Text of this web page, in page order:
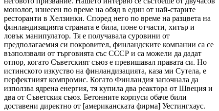
монолог, изнесен по време на обяд в един от най-старите
ресторанти в Хелзинки. Според него по време на разцвета на
финландизацията страната е била, поне отчасти, хитър и
ловък манипулатор. Тя е получавала суровини от
предполагаемия си покровител, финландските компании са се
възползвали от търговията със СССР и са можели да дадат
отпор, когато Съветският съюз е превишавал правата си. Но
истинското изкуство на финландизацията, каза ми Сутела, е
перфектният компромис. Когато Финландия започнала да
използва ядрена енергия, тя купила два реактора от Швеция и
два от Съветския съюз. Бетонните корпуси обаче били
доставени директно от [американската фирма] Уестингхаус.